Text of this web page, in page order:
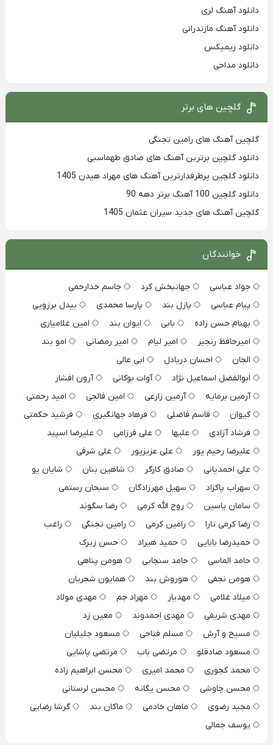
دانلود آهنگ لری
دانلود آهنگ مازندرانی
دانلود ریمیکس
دانلود مداحی
گلچین های برتر
گلچین آهنگ های رامین تجنگی
دانلود گلچین برترین آهنگ های صادق طهماسبی
دانلود گلچین پرطرفدارترین آهنگ های مهراد هیدن 1405
دانلود گلچین 100 آهنگ برتر دهه 90
گلچین آهنگ های جدید سیران عثمان 1405
خوانندگان
جواد عباسی جهانبخش کرد
جاسم خدارحمی
پیام عباسی
پازل بند پارسا محمدی
بیدل برزویی
بهنام حسن زاده
بابی ایوان بند
امین غلامیاری
امیرحافظ رنجبر
امیر لیام امیر رمضانی
امو بند
الجان
احسان دریادل
ابی عالی
ابوالفضل اسماعیل نژاد
آوات بوکانی
آرون افشار
آرمین برمایه
آرمین زارعی امین فالجی
امید رحمتی
کیوان
قاسم فاضلی فرهاد جهانگیری
فرشید حکمتی
فرشاد آزادی
علیها علی فرزامی
علیرضا اسپید
علیرضا رحیم پور
علی عزیزپور
علی شرفی
علی احمدیانی
صادق کارگر شاهین بنان
شایان یو
سهراب پاکزاد
سهیل مهرزادگان
سبحان رستمی
سامان یاسین
روح الله کرمی
رضا سگوند
رضا کرمی تارا
رامین کرمی رامین تجنگی
راغب
حمیدرضا بابایی
حمید هیراد
حسن زیرک
حامد الماسی
حامد سنجابی
هومن پناهی
هومن نجفی
هوروش بند
همایون شجریان
میلاد غلامی
مهدیار مهراد جم
مهدی مولاد
مهدی شریفی
مهدی احمدوند
معین زد
مسیح و آرش
مسلم فتاحی
مسعود جلیلیان
مسعود صادقلو
مرتضی باب
مرتضی پاشایی
محمد کجوری
محمد امیری
محسن ابراهیم زاده
محسن چاوشی
محسن یگانه
محسن لرستانی
مجید رضوی
ماهان خادمی ماکان بند
گرشا رضایی
یوسف جمالی